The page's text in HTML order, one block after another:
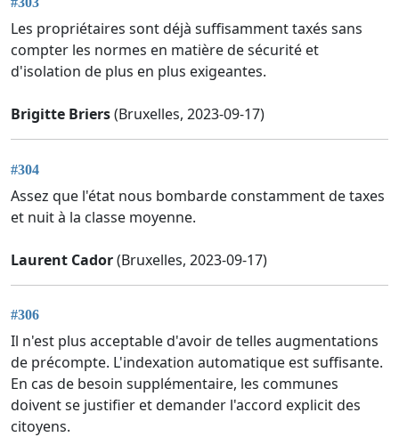
Les propriétaires sont déjà suffisamment taxés sans
compter les normes en matière de sécurité et
d'isolation de plus en plus exigeantes.
Brigitte Briers(Bruxelles, 2023-09-17)
#304
Assez que l'état nous bombarde constamment de taxes
et nuit à la classe moyenne.
Laurent Cador(Bruxelles, 2023-09-17)
#306
Il n'est plus acceptable d'avoir de telles augmentations
de précompte. L'indexation automatique est suffisante.
En cas de besoin supplémentaire, les communes
doivent se justifier et demander l'accord explicit des
citoyens.